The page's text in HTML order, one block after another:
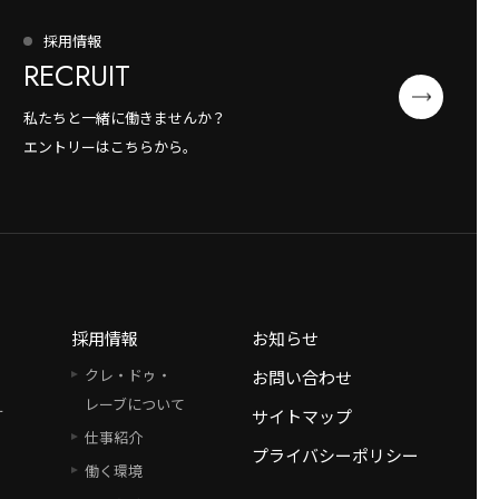
採用情報
RECRUIT
私たちと一緒に働きませんか？
エントリーはこちらから。
採用情報
クレ・ドゥ・
レーブについて
仕事紹介
働く環境
お知らせ
お問い合わせ
サイトマップ
プライバシーポリシー